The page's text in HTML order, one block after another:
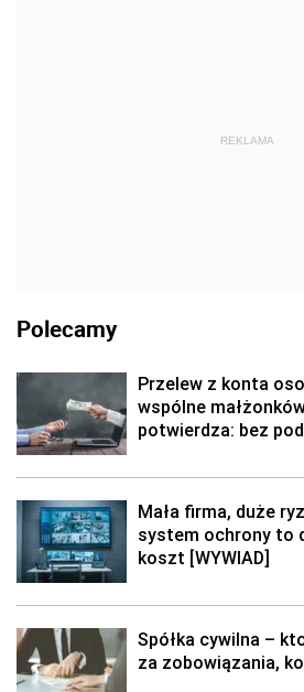
REKLAMA
Polecamy
Przelew z konta
wspólne
potwierdza: bez
Mała firma, duże
system ochrony to
koszt [WYWIAD]
Spółka cywilna –
za zobowiązania,